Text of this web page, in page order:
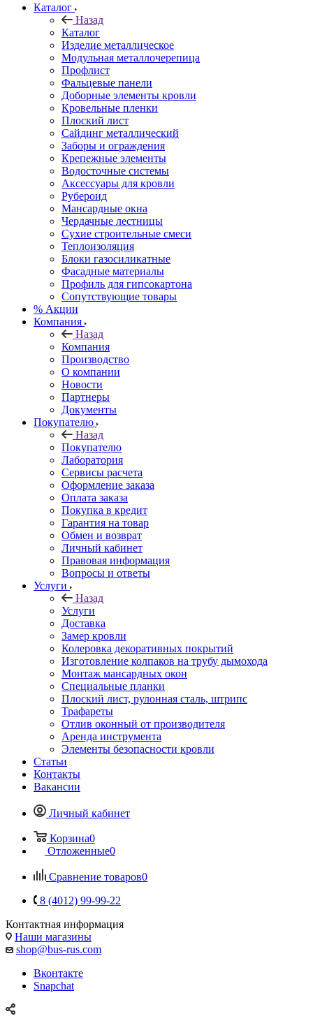
Каталог
Назад
Каталог
Изделие металлическое
Модульная металлочерепица
Профлист
Фальцевые панели
Доборные элементы кровли
Кровельные пленки
Плоский лист
Сайдинг металлический
Заборы и ограждения
Крепежные элементы
Водосточные системы
Аксессуары для кровли
Рубероид
Мансардные окна
Чердачные лестницы
Сухие строительные смеси
Теплоизоляция
Блоки газосиликатные
Фасадные материалы
Профиль для гипсокартона
Сопутствующие товары
% Акции
Компания
Назад
Компания
Производство
О компании
Новости
Партнеры
Документы
Покупателю
Назад
Покупателю
Лаборатория
Сервисы расчета
Оформление заказа
Оплата заказа
Покупка в кредит
Гарантия на товар
Обмен и возврат
Личный кабинет
Правовая информация
Вопросы и ответы
Услуги
Назад
Услуги
Доставка
Замер кровли
Колеровка декоративных покрытий
Изготовление колпаков на трубу дымохода
Монтаж мансардных окон
Специальные планки
Плоский лист, рулонная сталь, штрипс
Трафареты
Отлив оконный от производителя
Аренда инструмента
Элементы безопасности кровли
Статьи
Контакты
Вакансии
Личный кабинет
Корзина0
Отложенные0
Сравнение товаров0
8 (4012) 99-99-22
Контактная информация
Наши магазины
shop@bus-rus.com
Вконтакте
Snapchat